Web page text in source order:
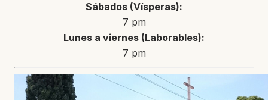
Sábados (Vísperas):
7 pm
Lunes a viernes (Laborables):
7 pm